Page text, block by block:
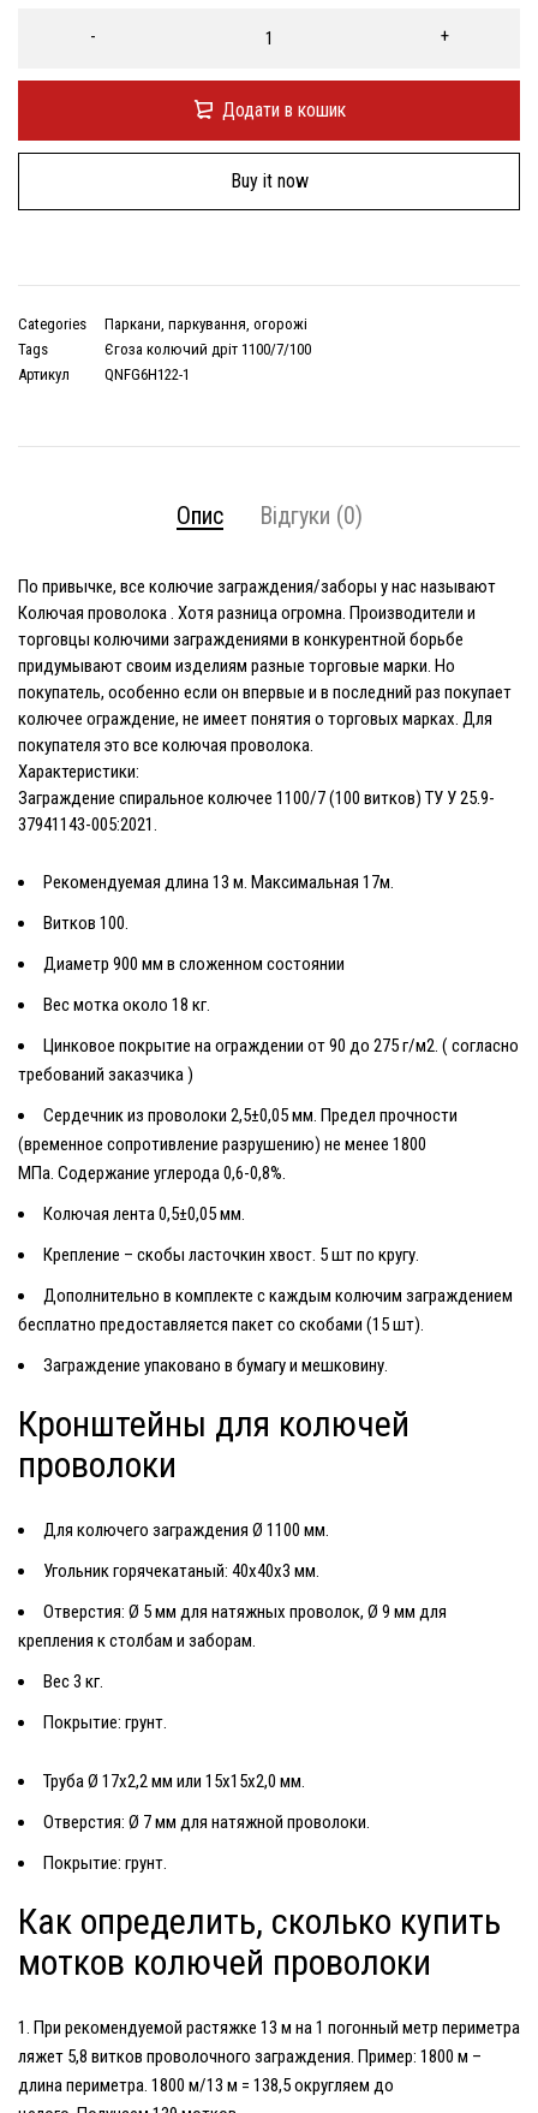
Додати в кошик
Buy it now
Categories
Паркани, паркування, огорожі
Tags
Єгоза колючий дріт 1100/7/100
Артикул
QNFG6H122-1
Опис Відгуки (0)
По привычке, все колючие заграждения/заборы у нас называют
Колючая проволока . Хотя разница огромна. Производители и
торговцы колючими заграждениями в конкурентной борьбе
придумывают своим изделиям разные торговые марки. Но
покупатель, особенно если он впервые и в последний раз покупает
колючее ограждение, не имеет понятия о торговых марках. Для
покупателя это все колючая проволока.
Характеристики:
Заграждение спиральное колючее 1100/7 (100 витков) ТУ У 25.9-
37941143-005:2021.
Рекомендуемая длина 13 м. Максимальная 17м.
Витков 100.
Диаметр 900 мм в сложенном состоянии
Вес мотка около 18 кг.
Цинковое покрытие на ограждении от 90 до 275 г/м2. ( согласно
требований заказчика )
Сердечник из проволоки 2,5±0,05 мм. Предел прочности
(временное сопротивление разрушению) не менее 1800
МПа. Содержание углерода 0,6-0,8%.
Колючая лента 0,5±0,05 мм.
Крепление – скобы ласточкин хвост. 5 шт по кругу.
Дополнительно в комплекте с каждым колючим заграждением
бесплатно предоставляется пакет со скобами (15 шт).
Заграждение упаковано в бумагу и мешковину.
Кронштейны для колючей
проволоки
Для колючего заграждения Ø 1100 мм.
Угольник горячекатаный: 40х40х3 мм.
Отверстия: Ø 5 мм для натяжных проволок, Ø 9 мм для
крепления к столбам и заборам.
Вес 3 кг.
Покрытие: грунт.
Труба Ø 17х2,2 мм или 15х15х2,0 мм.
Отверстия: Ø 7 мм для натяжной проволоки.
Покрытие: грунт.
Как определить, сколько купить
мотков колючей проволоки
При рекомендуемой растяжке 13 м на 1 погонный метр периметра
ляжет 5,8 витков проволочного заграждения. Пример: 1800 м –
длина периметра. 1800 м/13 м = 138,5 округляем до